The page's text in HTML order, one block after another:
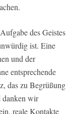
des Geistes
ist. Eine
und der
entsprechende
das zu Begrüßung
danken wir
reale Kontakte